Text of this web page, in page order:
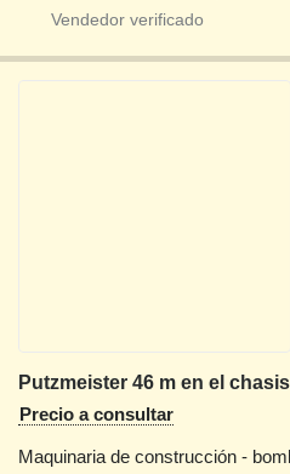
Precio a consultar
Maquinaria de construcción -